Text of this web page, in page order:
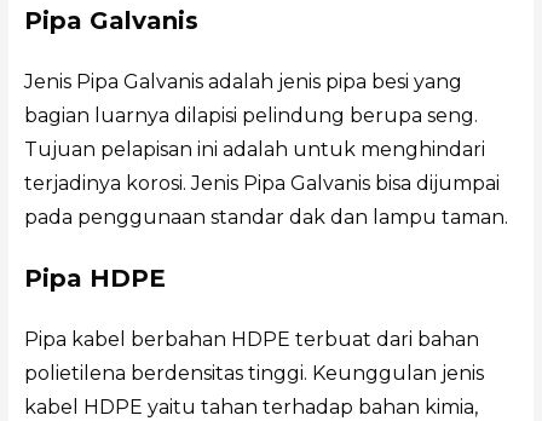
Pipa Galvanis
Jenis Pipa Galvanis adalah jenis pipa besi yang
bagian luarnya dilapisi pelindung berupa seng.
Tujuan pelapisan ini adalah untuk menghindari
terjadinya korosi. Jenis Pipa Galvanis bisa dijumpai
pada penggunaan standar dak dan lampu taman.
Pipa HDPE
Pipa kabel berbahan HDPE terbuat dari bahan
polietilena berdensitas tinggi. Keunggulan jenis
kabel HDPE yaitu tahan terhadap bahan kimia,